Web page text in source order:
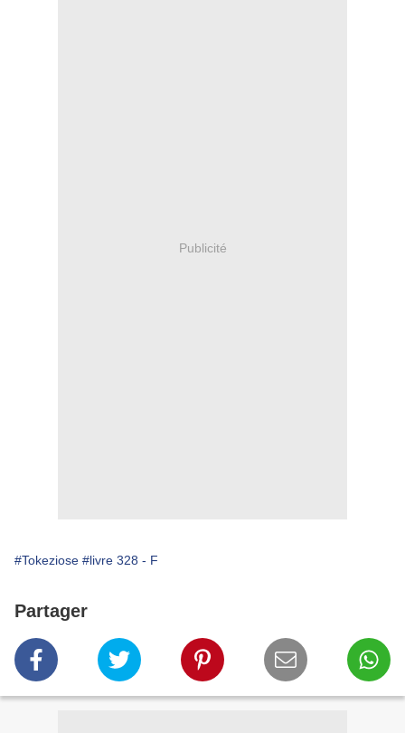
Publicité
#Tokeziose #livre 328 - F
Partager